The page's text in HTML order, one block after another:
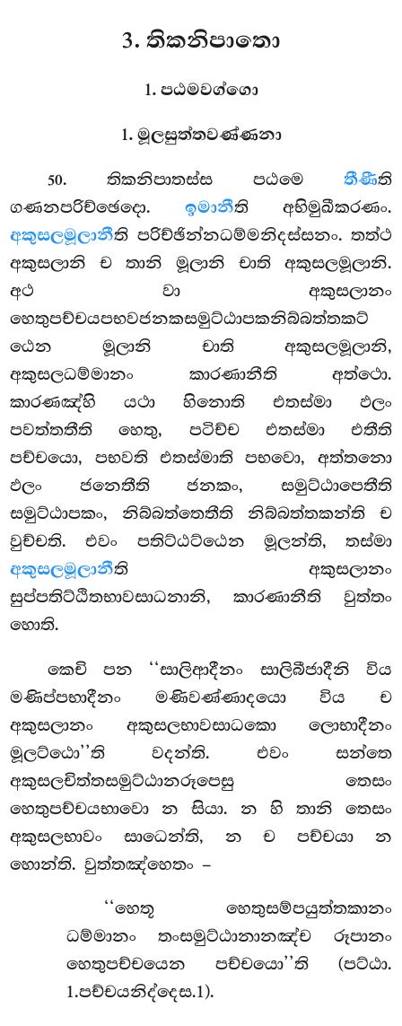
3. තිකනිපාතො
1. පඨමවග්ගො
1. මූලසුත්තවණ්ණනා
50. තිකනිපාතස්ස පඨමෙ තීණීති
ගණනපරිච්ඡෙදො. ඉමානීති අභිමුඛීකරණං.
අකුසලමූලානීති පරිච්ඡින්නධම්මනිදස්සනං. තත්ථ
අකුසලානි ච තානි මූලානි චාති අකුසලමූලානි.
අථ වා අකුසලානං
හෙතුපච්චයපභවජනකසමුට්ඨාපකනිබ්බත්තකට්
ඨෙන මූලානි චාති අකුසලමූලානි,
අකුසලධම්මානං කාරණානීති අත්ථො.
කාරණඤ්හි යථා හිනොති එතස්මා ඵලං
පවත්තතීති හෙතු, පටිච්ච එතස්මා එතීති
පච්චයො, පභවති එතස්මාති පභවො, අත්තනො
ඵලං ජනෙතීති ජනකං, සමුට්ඨාපෙතීති
සමුට්ඨාපකං, නිබ්බත්තෙතීති නිබ්බත්තකන්ති ච
වුච්චති. එවං පතිට්ඨට්ඨෙන මූලන්ති, තස්මා
අකුසලමූලානීති අකුසලානං
සුප්පතිට්ඨිතභාවසාධනානි, කාරණානීති වුත්තං
හොති.
කෙචි පන ‘‘සාලිආදීනං සාලිබීජාදීනි විය
මණිප්පභාදීනං මණිවණ්ණාදයො විය ච
අකුසලානං අකුසලභාවසාධකො ලොභාදීනං
මූලට්ඨො’’ති වදන්ති. එවං සන්තෙ
අකුසලචිත්තසමුට්ඨානරූපෙසු තෙසං
හෙතුපච්චයභාවො න සියා. න හි තානි තෙසං
අකුසලභාවං සාධෙන්ති, න ච පච්චයා න
හොන්ති. වුත්තඤ්හෙතං –
‘‘හෙතූ හෙතුසම්පයුත්තකානං
ධම්මානං තංසමුට්ඨානානඤ්ච රූපානං
හෙතුපච්චයෙන පච්චයො’’ති (පට්ඨා.
1.පච්චයනිද්දෙස.1).